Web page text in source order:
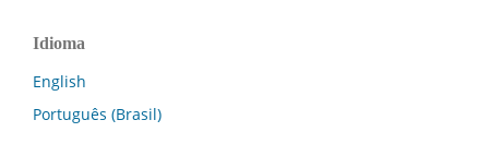
Idioma
English
Português (Brasil)